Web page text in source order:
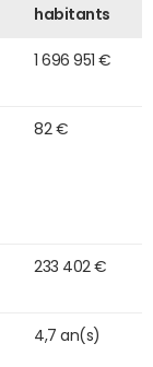
habitants
1 696 951 €
82 €
233 402 €
4,7 an(s)